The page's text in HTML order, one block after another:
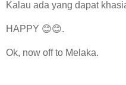
Kalau ada yang dapat
HAPPY 😊😊.
Ok, now off to Melaka.